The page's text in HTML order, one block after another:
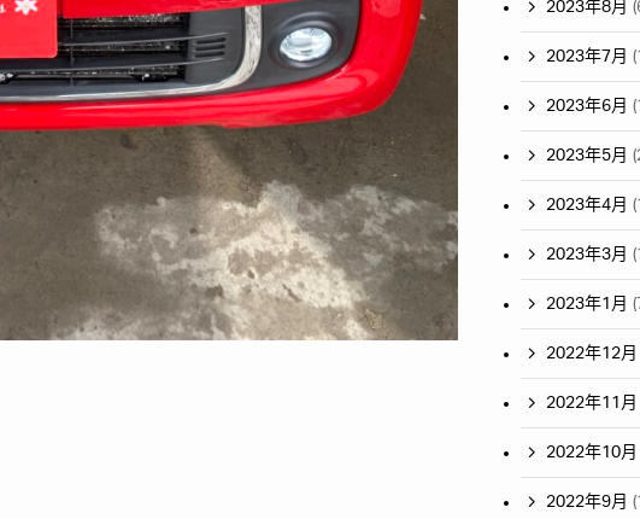
2023年8月
2023年7月
2023年6月
2023年5月
2023年4月
2023年3月
2023年1月
2022年12月
2022年11月
2022年10月
2022年9月